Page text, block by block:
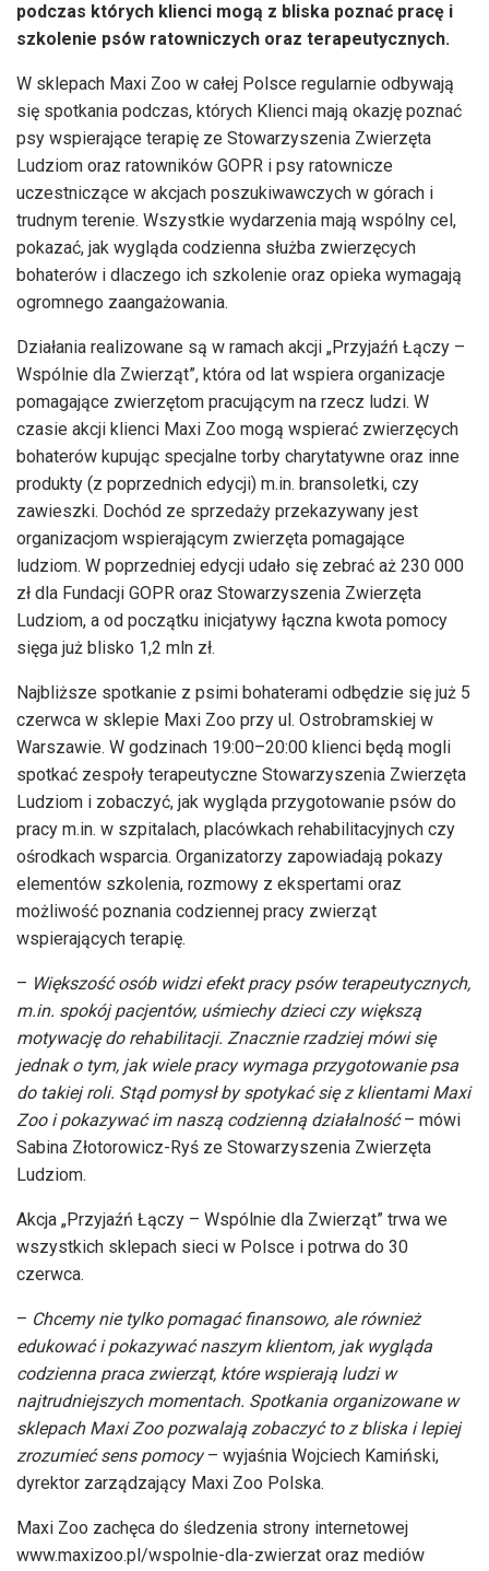
podczas których klienci mogą z bliska poznać pracę i
szkolenie psów ratowniczych oraz terapeutycznych.
W sklepach Maxi Zoo w całej Polsce regularnie odbywają
się spotkania podczas, których Klienci mają okazję poznać
psy wspierające terapię ze Stowarzyszenia Zwierzęta
Ludziom oraz ratowników GOPR i psy ratownicze
uczestniczące w akcjach poszukiwawczych w górach i
trudnym terenie. Wszystkie wydarzenia mają wspólny cel,
pokazać, jak wygląda codzienna służba zwierzęcych
bohaterów i dlaczego ich szkolenie oraz opieka wymagają
ogromnego zaangażowania.
Działania realizowane są w ramach akcji „Przyjaźń Łączy –
Wspólnie dla Zwierząt”, która od lat wspiera organizacje
pomagające zwierzętom pracującym na rzecz ludzi. W
czasie akcji klienci Maxi Zoo mogą wspierać zwierzęcych
bohaterów kupując specjalne torby charytatywne oraz inne
produkty (z poprzednich edycji) m.in. bransoletki, czy
zawieszki. Dochód ze sprzedaży przekazywany jest
organizacjom wspierającym zwierzęta pomagające
ludziom. W poprzedniej edycji udało się zebrać aż 230 000
zł dla Fundacji GOPR oraz Stowarzyszenia Zwierzęta
Ludziom, a od początku inicjatywy łączna kwota pomocy
sięga już blisko 1,2 mln zł.
Najbliższe spotkanie z psimi bohaterami odbędzie się już 5
czerwca w sklepie Maxi Zoo przy ul. Ostrobramskiej w
Warszawie. W godzinach 19:00–20:00 klienci będą mogli
spotkać zespoły terapeutyczne Stowarzyszenia Zwierzęta
Ludziom i zobaczyć, jak wygląda przygotowanie psów do
pracy m.in. w szpitalach, placówkach rehabilitacyjnych czy
ośrodkach wsparcia. Organizatorzy zapowiadają pokazy
elementów szkolenia, rozmowy z ekspertami oraz
możliwość poznania codziennej pracy zwierząt
wspierających terapię.
– Większość osób widzi efekt pracy psów terapeutycznych,
m.in. spokój pacjentów, uśmiechy dzieci czy większą
motywację do rehabilitacji. Znacznie rzadziej mówi się
jednak o tym, jak wiele pracy wymaga przygotowanie psa
do takiej roli. Stąd pomysł by spotykać się z klientami Maxi
Zoo i pokazywać im naszą codzienną działalność– mówi
Sabina Złotorowicz-Ryś ze Stowarzyszenia Zwierzęta
Ludziom.
Akcja „Przyjaźń Łączy – Wspólnie dla Zwierząt” trwa we
wszystkich sklepach sieci w Polsce i potrwa do 30
czerwca.
– Chcemy nie tylko pomagać finansowo, ale również
edukować i pokazywać naszym klientom, jak wygląda
codzienna praca zwierząt, które wspierają ludzi w
najtrudniejszych momentach. Spotkania organizowane w
sklepach Maxi Zoo pozwalają zobaczyć to z bliska i lepiej
zrozumieć sens pomocy– wyjaśnia Wojciech Kamiński,
dyrektor zarządzający Maxi Zoo Polska.
Maxi Zoo zachęca do śledzenia strony internetowej
www.maxizoo.pl/wspolnie-dla-zwierzat oraz mediów